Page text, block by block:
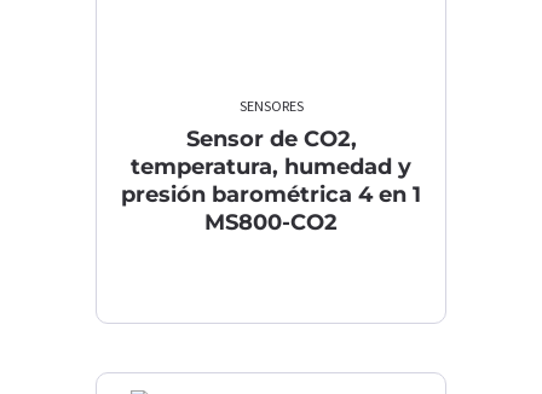
SENSORES
Sensor de CO2,
temperatura, humedad y
presión barométrica 4 en 1
MS800-CO2